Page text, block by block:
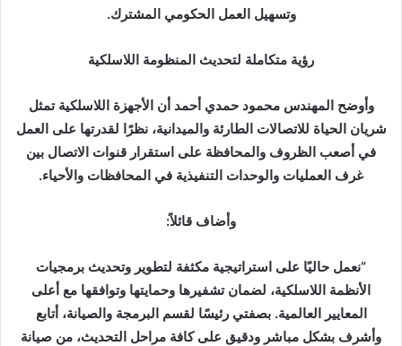
وتسهيل العمل الحكومي المشترك.
رؤية متكاملة لتحديث المنظومة اللاسلكية
وأوضح المهندس محمود حمدي أحمد أن الأجهزة اللاسلكية تمثل
شريان الحياة للاتصالات الطارئة والميدانية، نظرًا لقدرتها على العمل
في أصعب الظروف والمحافظة على استقرار قنوات الاتصال بين
غرف العمليات والوحدات التنفيذية في المحافظات والأحياء.
وأضاف قائلاً:
“نعمل حاليًا على استراتيجية مكثفة لتطوير وتحديث برمجيات
الأنظمة اللاسلكية، لضمان تشفيرها وحمايتها وتوافقها مع أعلى
المعايير العالمية. بصفتي رئيسًا لقسم البرمجة والصيانة، أتابع
وأشرف بشكل مباشر ودقيق على كافة مراحل التحديث، من صيانة